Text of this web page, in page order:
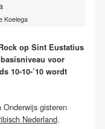
Koelega
op Sint Eustatius
voor
10-10-’10 wordt
Onderwijs gisteren
Nederland.